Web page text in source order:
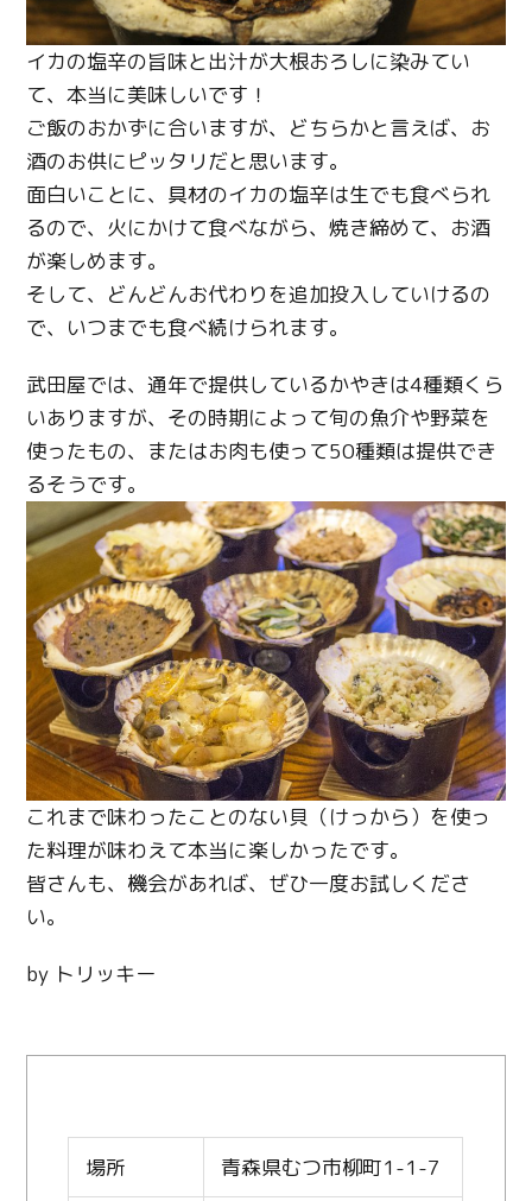
イカの塩辛の旨味と出汁が大根おろしに染みてい
て、本当に美味しいです！
ご飯のおかずに合いますが、どちらかと言えば、お
酒のお供にピッタリだと思います。
面白いことに、具材のイカの塩辛は生でも食べられ
るので、火にかけて食べながら、焼き締めて、お酒
が楽しめます。
そして、どんどんお代わりを追加投入していけるの
で、いつまでも食べ続けられます。
武田屋では、通年で提供しているかやきは4種類くら
いありますが、その時期によって旬の魚介や野菜を
使ったもの、またはお肉も使って50種類は提供でき
るそうです。
これまで味わったことのない貝（けっから）を使っ
た料理が味わえて本当に楽しかったです。
皆さんも、機会があれば、ぜひ一度お試しくださ
い。
by トリッキー
場所 青森県むつ市柳町1-1-7
Twitter
Facebook
Line